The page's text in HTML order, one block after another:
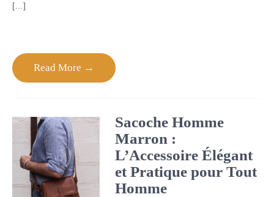
[…]
Read More →
Sacoche Homme
Marron :
L’Accessoire Élégant
et Pratique pour Tout
Homme